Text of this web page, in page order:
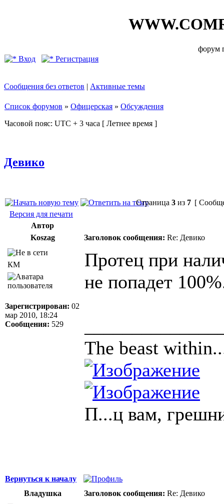
форум
Вход
Регистрация
Сообщения без ответов | Активные темы
Список форумов » Офицерская » Обсуждения
Часовой пояс: UTC + 3 часа [ Летнее время ]
Девико
Страница 3 из 7 [
Версия для печати
Автор
Koszag
Заголовок сообщения: Re: Девико
КМ
Зарегистрирован: 02
мар 2010, 18:24
Сообщения: 529
Протец при
не попадет
The beast
П...ц вам,
Вернуться к началу
Владушка
Заголовок сообщения: Re: Девико